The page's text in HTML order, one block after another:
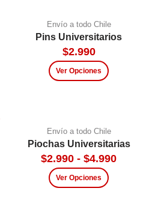
Envío a todo Chile
Pins Universitarios
$2.990
Ver Opciones
Envío a todo Chile
Piochas Universitarias
$2.990 - $4.990
Ver Opciones